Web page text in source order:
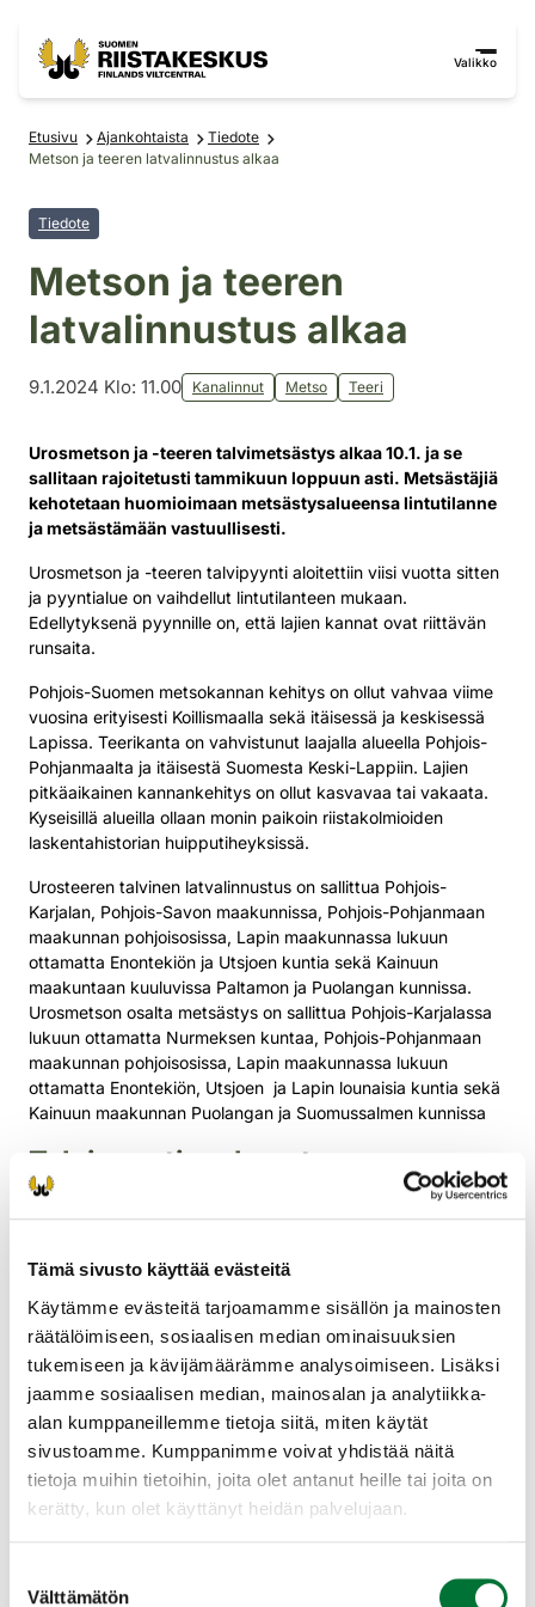
Tämä sivusto käyttää evästeitä
Käytämme evästeitä tarjoamamme sisällön ja mainosten
räätälöimiseen, sosiaalisen median ominaisuuksien
tukemiseen ja kävijämäärämme analysoimiseen. Lisäksi
jaamme sosiaalisen median, mainosalan ja analytiikka-
alan kumppaneillemme tietoja siitä, miten käytät
sivustoamme. Kumppanimme voivat yhdistää näitä
tietoja muihin tietoihin, joita olet antanut heille tai joita on
kerätty, kun olet käyttänyt heidän palvelujaan.
valinta
Välttämätön
Valikko
Etusivu Ajankohtaista
Tiedote
Metson ja teeren latvalinnustus alkaa
Tiedote
Metson ja teeren
latvalinnustus alkaa
9.1.2024 Klo: 11.00 Kanalinnut Metso Teeri
Urosmetson ja -teeren talvimetsästys alkaa 10.1. ja se
sallitaan rajoitetusti tammikuun loppuun asti. Metsästäjiä
kehotetaan huomioimaan metsästysalueensa lintutilanne
ja metsästämään vastuullisesti.
Urosmetson ja -teeren talvipyynti aloitettiin viisi vuotta sitten
ja pyyntialue on vaihdellut lintutilanteen mukaan.
Edellytyksenä pyynnille on, että lajien kannat ovat riittävän
runsaita.
Pohjois-Suomen metsokannan kehitys on ollut vahvaa viime
vuosina erityisesti Koillismaalla sekä itäisessä ja keskisessä
Lapissa. Teerikanta on vahvistunut laajalla alueella Pohjois-
Pohjanmaalta ja itäisestä Suomesta Keski-Lappiin. Lajien
pitkäaikainen kannankehitys on ollut kasvavaa tai vakaata.
Kyseisillä alueilla ollaan monin paikoin riistakolmioiden
laskentahistorian huipputiheyksissä.
Urosteeren talvinen latvalinnustus on sallittua Pohjois-
Karjalan, Pohjois-Savon maakunnissa, Pohjois-Pohjanmaan
maakunnan pohjoisosissa, Lapin maakunnassa lukuun
ottamatta Enontekiön ja Utsjoen kuntia sekä Kainuun
maakuntaan kuuluvissa Paltamon ja Puolangan kunnissa.
Urosmetson osalta metsästys on sallittua Pohjois-Karjalassa
lukuun ottamatta Nurmeksen kuntaa, Pohjois-Pohjanmaan
maakunnan pohjoisosissa, Lapin maakunnassa lukuun
ottamatta Enontekiön, Utsjoen ja Lapin lounaisia kuntia sekä
Kainuun maakunnan Puolangan ja Suomussalmen kunnissa
Talvipyynti on haastavaa
metsästäjälle. Talvisaikaan pyyntiolosuhteet latvalintujen
takia ja saalismäärät ovat pysyneet maltillisina.
– Latvalinnustuksessa liikutaan yleensä suksilla hiihdellen ja
tähyillään puihin ruokailemaan nousseita lintuja. Puissa
ruokailevia lintuja on usein haastavaa lähestyä
ampumaetäisyydelle, riistapäällikkö Mikael Luoma Suomen
riistakeskuksesta kertoo.
Huomioi paikallinen lintukanta
Vaikka metsäkanalintukannat ovat keskimäärin vahvat,